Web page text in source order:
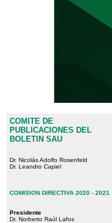
COMITE DE
PUBLICACIONES DEL
BOLETIN SAU
Dr. Nicolás Adolfo Rosenfeld
Dr. Leandro Capiel
COMISION DIRECTIVA 2020 - 2021
Presidente
Dr. Norberto Raúl Lafos